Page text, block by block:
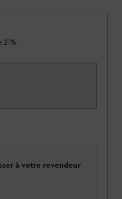
21%.
à votre revendeur